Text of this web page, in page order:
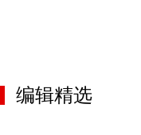
编辑精选